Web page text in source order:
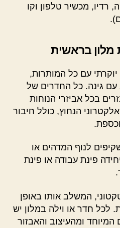
רדיו, מכשיר טלפון וקו
מלון בראשית
עם כל המותרות,
עם גינה. כל החדרים של
בכל אביזרי הנוחות
הנחוץ, כולל חיבור
לנוף המדהים או
פינת עבודה או פינת
המשלב אותו באופן
לכל חדר או וילה במלון יש
המיוחד ומהעיצוב והאבזור